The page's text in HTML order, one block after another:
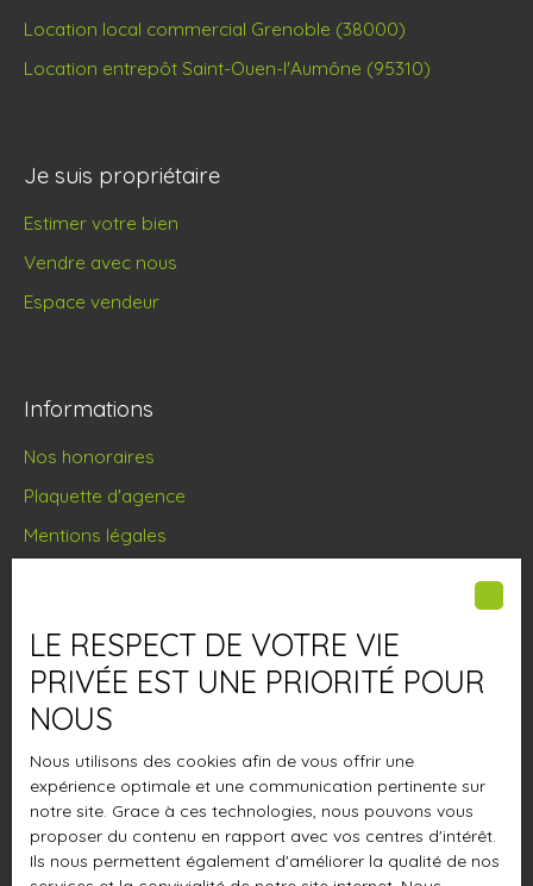
Location local commercial Grenoble (38000)
Location entrepôt Saint-Ouen-l'Aumône (95310)
Je suis propriétaire
Estimer votre bien
Vendre avec nous
Espace vendeur
Informations
Nos honoraires
Plaquette d'agence
Mentions légales
Gérer les cookies
Propulsé par
09 80 80 05 65
LE RESPECT DE VOTRE VIE
PRIVÉE EST UNE PRIORITÉ POUR
NOUS
Nous utilisons des cookies afin de vous offrir une
expérience optimale et une communication pertinente sur
notre site. Grace à ces technologies, nous pouvons vous
proposer du contenu en rapport avec vos centres d'intérêt.
Ils nous permettent également d'améliorer la qualité de nos